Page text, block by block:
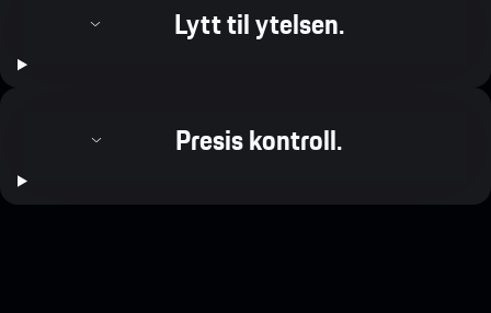
Lytt til ytelsen.
Presis kontroll.